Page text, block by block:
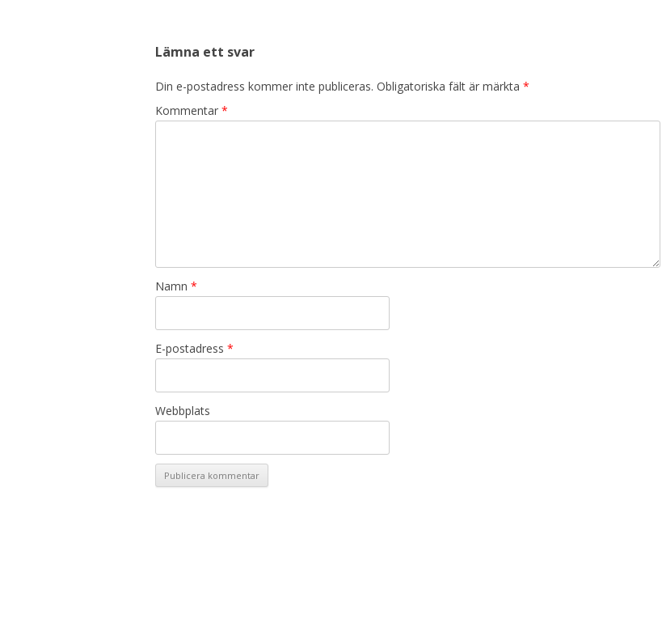
Lämna ett svar
Din e-postadress kommer inte publiceras. Obligatoriska fält är märkta *
Kommentar *
Namn *
E-postadress *
Webbplats